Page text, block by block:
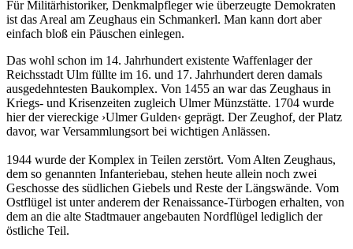
Für Militärhistoriker, Denkmalpfleger wie überzeugte Demokraten
ist das Areal am Zeughaus ein Schmankerl. Man kann dort aber
einfach bloß ein Päuschen einlegen.
Das wohl schon im 14. Jahrhundert existente Waffenlager der
Reichsstadt Ulm füllte im 16. und 17. Jahrhundert deren damals
ausgedehntesten Baukomplex. Von 1455 an war das Zeughaus in
Kriegs- und Krisenzeiten zugleich Ulmer Münzstätte. 1704 wurde
hier der viereckige ›Ulmer Gulden‹ geprägt. Der Zeughof, der Platz
davor, war Versammlungsort bei wichtigen Anlässen.
1944 wurde der Komplex in Teilen zerstört. Vom Alten Zeughaus,
dem so genannten Infanteriebau, stehen heute allein noch zwei
Geschosse des südlichen Giebels und Reste der Längswände. Vom
Ostflügel ist unter anderem der Renaissance-Türbogen erhalten, von
dem an die alte Stadtmauer angebauten Nordflügel lediglich der
östliche Teil.